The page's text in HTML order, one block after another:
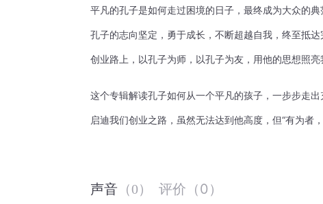
平凡的孔子是如何走过困境的日子，最终成为大众的典
孔子的志向坚定，勇于成长，不断超越自我，终至抵
创业路上，以孔子为师，以孔子为友，用他的思想照亮
这个专辑解读孔子如何从一个平凡的孩子，一步步走出
启迪我们创业之路，虽然无法达到他高度，但“有为者
声音 （0） 评价 （0 ）